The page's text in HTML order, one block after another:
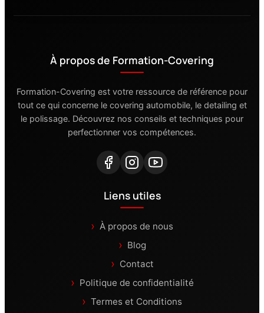
À propos de Formation-Covering
Formation-Covering est votre ressource de référence pour
tout ce qui concerne le covering automobile, le detailing et
le polissage. Découvrez nos conseils et techniques pour
perfectionner vos compétences.
Liens utiles
À propos de nous
Blog
Contact
Politique de confidentialité
Termes et Conditions